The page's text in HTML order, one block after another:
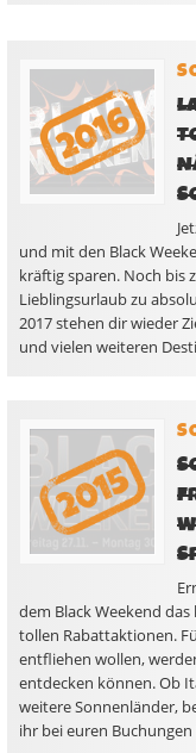
und mit den Black
kräftig sparen. Noch bis
Lieblingsurlaub zu
2017 stehen dir wieder
und vielen weiteren
dem Black Weekend
tollen Rabattaktionen.
entfliehen wollen,
entdecken können. Ob
weitere Sonnenländer,
ihr bei euren